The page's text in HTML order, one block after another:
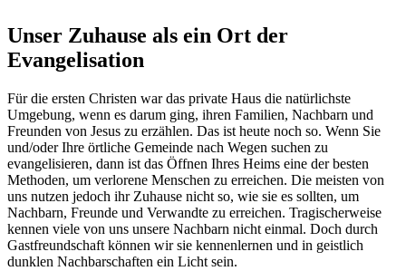
Unser Zuhause als ein Ort der
Evangelisation
Für die ersten Christen war das private Haus die natürlichste
Umgebung, wenn es darum ging, ihren Familien, Nachbarn und
Freunden von Jesus zu erzählen. Das ist heute noch so. Wenn Sie
und/oder Ihre örtliche Gemeinde nach Wegen suchen zu
evangelisieren, dann ist das Öffnen Ihres Heims eine der besten
Methoden, um verlorene Menschen zu erreichen. Die meisten von
uns nutzen jedoch ihr Zuhause nicht so, wie sie es sollten, um
Nachbarn, Freunde und Verwandte zu erreichen. Tragischerweise
kennen viele von uns unsere Nachbarn nicht einmal. Doch durch
Gastfreundschaft können wir sie kennenlernen und in geistlich
dunklen Nachbarschaften ein Licht sein.